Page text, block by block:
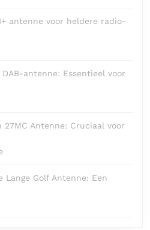
antenne voor heldere radio-
antenne: Essentieel voor
27MC Antenne: Cruciaal voor
Golf Antenne: Een